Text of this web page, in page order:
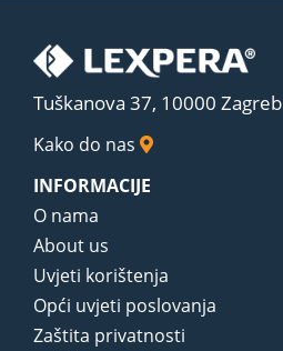
Tuškanova 37, 10000 Zagreb
Kako do nas
INFORMACIJE
O nama
About us
Uvjeti korištenja
Opći uvjeti poslovanja
Zaštita privatnosti